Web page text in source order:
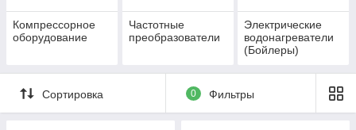
Компрессорное
оборудование
Частотные
преобразователи
Электрические
водонагреватели
(Бойлеры)
Сортировка 0 Фильтры